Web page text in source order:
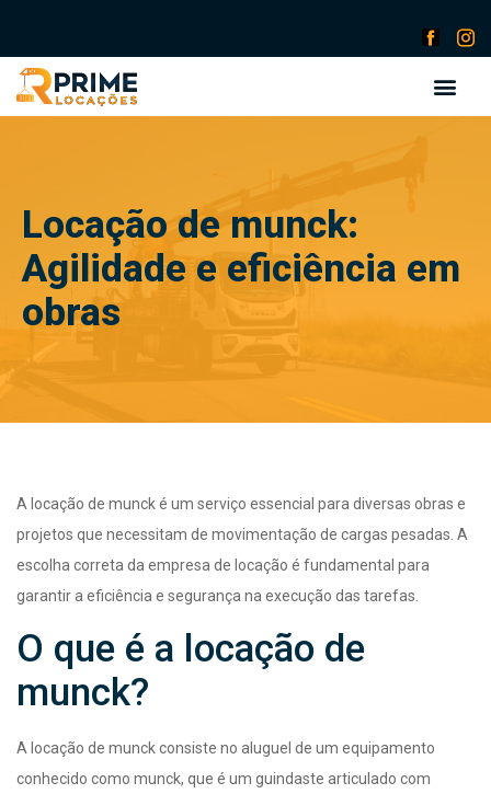
Locação de munck:
Agilidade e eficiência em
obras
A locação de munck é um serviço essencial para diversas obras e
projetos que necessitam de movimentação de cargas pesadas. A
escolha correta da empresa de locação é fundamental para
garantir a eficiência e segurança na execução das tarefas.
O que é a locação de
munck?
A locação de munck consiste no aluguel de um equipamento
conhecido como munck, que é um guindaste articulado com